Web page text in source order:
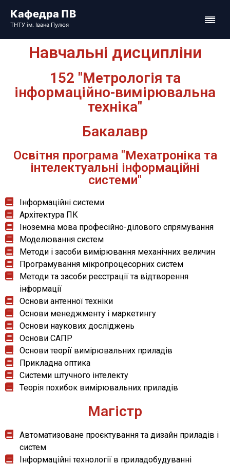
Навчальні дисципліни
152 "Метрологія та
інформаційно-вимірювальна
техніка"
Бакалавр
Освітня програма "Мехатроніка та
інтелектуальні інформаційні
системи"
Інформаційні системи
Архітектура ПК
Іноземна мова професійно-ділового спрямування
Моделювання систем
Методи і засоби вимірювання механічних величин
Програмування мікропроцесорних систем
Методи та засоби реєстрації та відтворення
інформації
Основи антенної техніки
Основи менеджменту і маркетингу
Основи наукових досліджень
Основи САПР
Основи теорії вимірювальних приладів
Прикладна оптика
Системи штучного інтелекту
Теорія похибок вимірювальних приладів
Магістр
Автоматизоване проєктування та дизайн приладів і
систем
Інформаційні технології в приладобудуванні